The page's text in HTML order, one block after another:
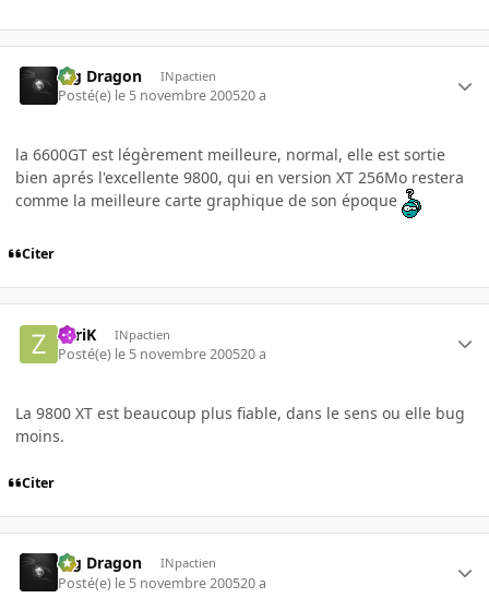
Big Dragon INpactien
Posté(e) le 5 novembre 200520 a
la 6600GT est légèrement meilleure, normal, elle est sortie
bien aprés l'excellente 9800, qui en version XT 256Mo restera
comme la meilleure carte graphique de son époque
Citer
ZyriK INpactien
Posté(e) le 5 novembre 200520 a
La 9800 XT est beaucoup plus fiable, dans le sens ou elle bug
moins.
Citer
Big Dragon INpactien
Posté(e) le 5 novembre 200520 a